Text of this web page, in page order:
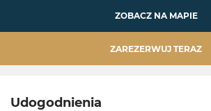
ZOBACZ NA MAPIE
ZAREZERWUJ TERAZ
Udogodnienia